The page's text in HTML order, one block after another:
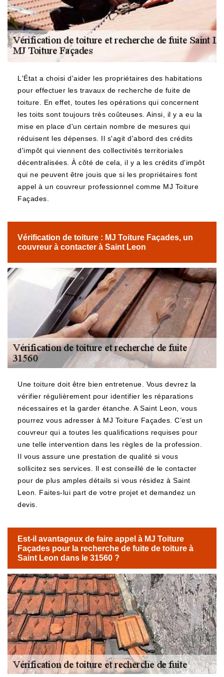
L'État a choisi d'aider les propriétaires des habitations
pour effectuer les travaux de recherche de fuite de
toiture. En effet, toutes les opérations qui concernent
les toits sont toujours très coûteuses. Ainsi, il y a eu la
mise en place d'un certain nombre de mesures qui
réduisent les dépenses. Il s'agit d'abord des crédits
d'impôt qui viennent des collectivités territoriales
décentralisées. À côté de cela, il y a les crédits d'impôt
qui ne peuvent être jouis que si les propriétaires font
appel à un couvreur professionnel comme MJ Toiture
Façades.
Vérification de toiture : MJ Toiture Façades, un
couvreur à contacter à Saint Leon
Une toiture doit être bien entretenue. Vous devrez la
vérifier régulièrement pour identifier les réparations
nécessaires et la garder étanche. A Saint Leon, vous
pourrez vous adresser à MJ Toiture Façades. C’est un
couvreur qui a toutes les qualifications requises pour
une telle intervention dans les règles de la profession.
Il vous assure une prestation de qualité si vous
sollicitez ses services. Il est conseillé de le contacter
pour de plus amples détails si vous résidez à Saint
Leon. Faites-lui part de votre projet et demandez un
devis.
Est-il avantageux de faire appel à MJ Toiture
Façades pour la recherche de fuite de toiture à
Saint Leon dans le 31560 ?